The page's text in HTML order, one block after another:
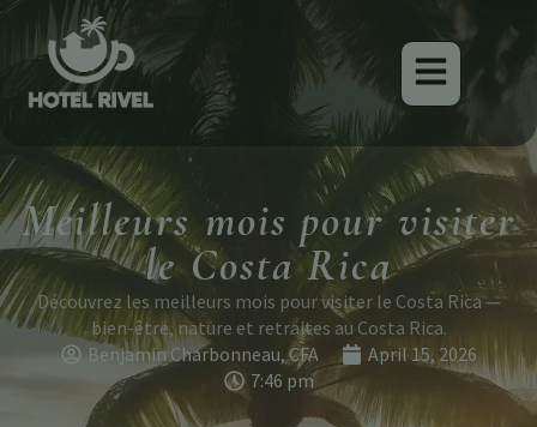
Meilleurs mois pour visiter
le Costa Rica
Découvrez les meilleurs mois pour visiter le Costa Rica —
bien-être, nature et retraites au Costa Rica.
Benjamin Charbonneau, CFA
April 15, 2026
7:46 pm